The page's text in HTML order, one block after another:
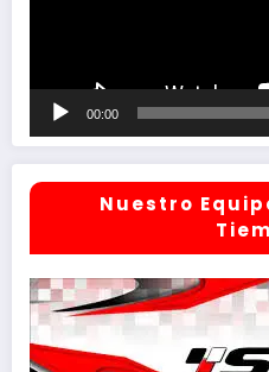
00:00
Nuestro